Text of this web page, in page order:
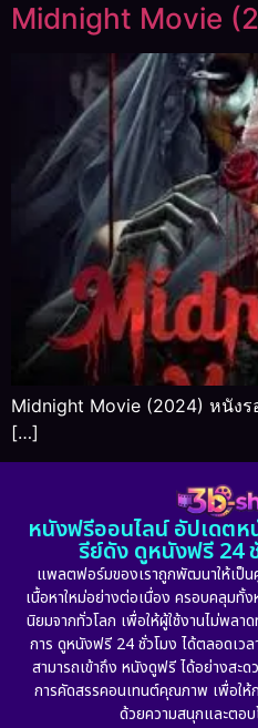
Midnight Movie
Midnight Movie (2024) หนัง
[…]
หนังฟรีออนไลน์ อัปเดตห
รีย์ดัง ดูหนังฟรี 24
แพลตฟอร์มของเราถูกพัฒนาให้เป็
เนื้อหาใหม่อย่างต่อเนื่อง ครอบคลุมทั้
นิยมจากทั่วโลก เพื่อให้ผู้ใช้งานไม่พล
การ ดูหนังฟรี 24 ชั่วโมง ได้ตลอดเวล
สามารถเข้าถึง หนังดูฟรี ได้อย่างสะ
การคัดสรรคอนเทนต์คุณภาพ เพื่อให้
ด้วยความสนุกและตอ